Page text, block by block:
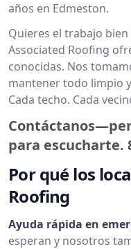
años en Edmeston.
Quieres el trabajo
Associated Roofing
conocidas. Nos
mantener todo limpio
Cada techo. Cada
para escucharte.
Por qué los
Roofing
Ayuda rápida en
esperan y nosotros